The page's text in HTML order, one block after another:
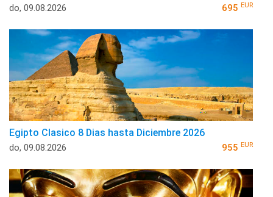
do, 09.08.2026 695 EUR
Egipto Clasico 8 Dias hasta Diciembre 2026
do, 09.08.2026 955 EUR